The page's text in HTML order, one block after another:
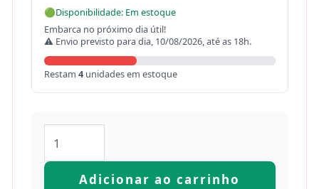
🟢Disponibilidade: Em estoque
Embarca no próximo dia útil!
⚠ Envio previsto para dia, 10/08/2026, até as 18h.
Restam 4unidades em estoque
Adicionar ao carrinho